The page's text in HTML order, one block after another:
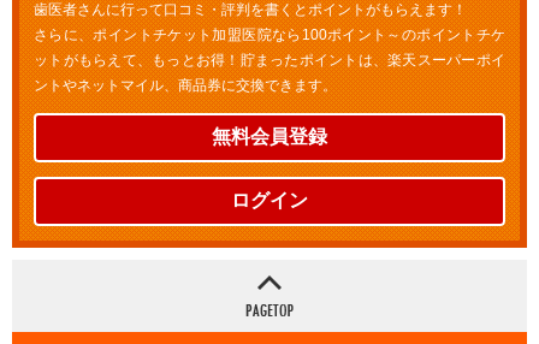
歯医者さんに行って口コミ・評判を書くとポイントがもらえます！
さらに、ポイントチケット加盟医院なら100ポイント～のポイントチケ
ットがもらえて、もっとお得！貯まったポイントは、楽天スーパーポイ
ントやネットマイル、商品券に交換できます。
無料会員登録
ログイン